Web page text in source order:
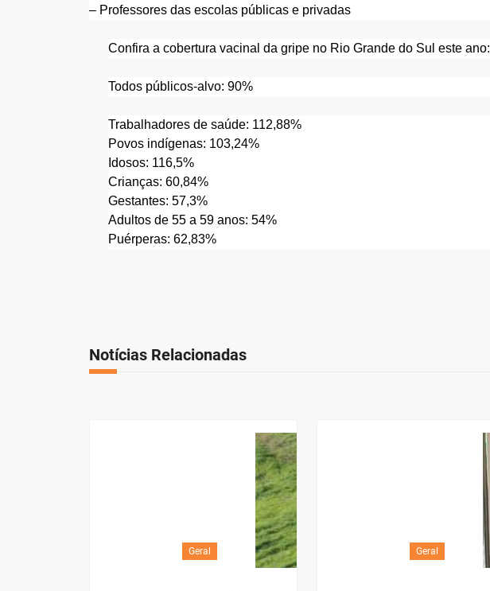
– Professores das escolas públicas e privadas
Confira a cobertura vacinal da gripe no Rio Grande do Sul este ano:
Todos públicos-alvo: 90%
Trabalhadores de saúde: 112,88%
Povos indígenas: 103,24%
Idosos: 116,5%
Crianças: 60,84%
Gestantes: 57,3%
Adultos de 55 a 59 anos: 54%
Puérperas: 62,83%
Notícias Relacionadas
Geral Geral